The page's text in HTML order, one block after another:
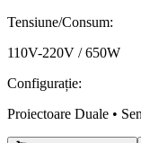
Tensiune/Consum:
110V-220V / 650W
Configurație:
Proiectoare Duale •